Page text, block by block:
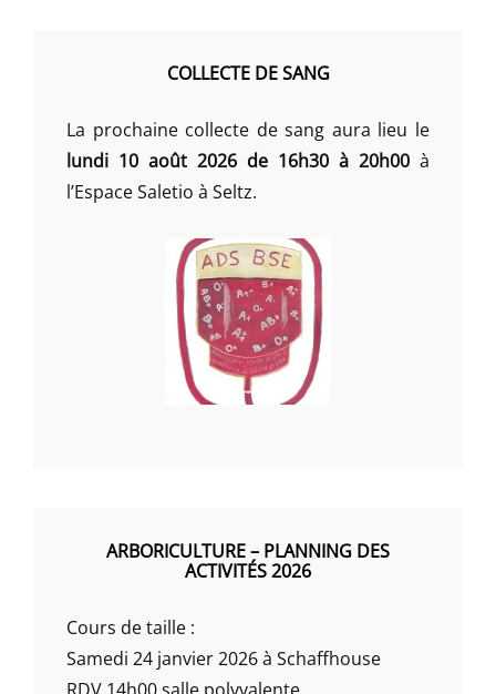
COLLECTE DE SANG
La prochaine collecte de sang aura lieu le
lundi 10 août 2026 de 16h30 à 20h00 à
l’Espace Saletio à Seltz.
ARBORICULTURE – PLANNING DES
ACTIVITÉS 2026
Cours de taille :
Samedi 24 janvier 2026 à Schaffhouse
RDV 14h00 salle polyvalente.